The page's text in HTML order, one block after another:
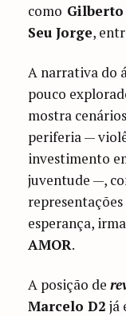
como
Seu Jorge,
A narrativa do
pouco
mostra
periferia —
investimento
juventude —,
esperança,
AMOR.
A posição de
Marcelo D2 já